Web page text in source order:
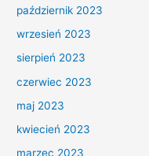
październik 2023
wrzesień 2023
sierpień 2023
czerwiec 2023
maj 2023
kwiecień 2023
marzec 2023